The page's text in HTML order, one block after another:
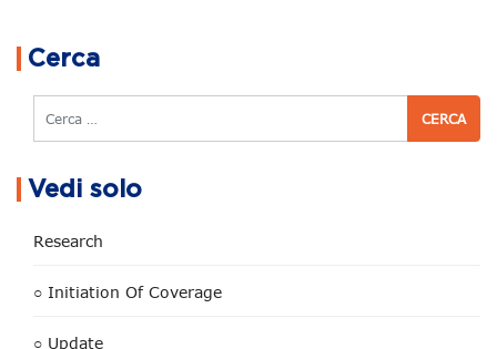
Cerca
Cerca
Vedi solo
Research
○ Initiation Of Coverage
○ Update